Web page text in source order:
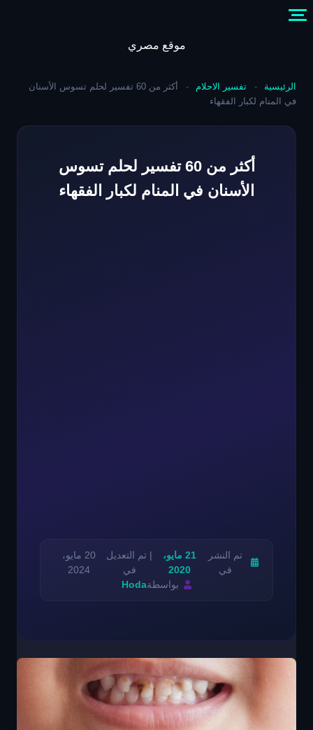
موقع مصري
الرئيسية - تفسير الاحلام -
أكثر من 60 تفسير لحلم تسوس الأسنان
في المنام لكبار الفقهاء
أكثر من 60 تفسير لحلم تسوس
الأسنان في المنام لكبار الفقهاء
تم النشر
في
21 مايو،
2020
| تم التعديل
في
20 مايو،
2024
بواسطةHoda